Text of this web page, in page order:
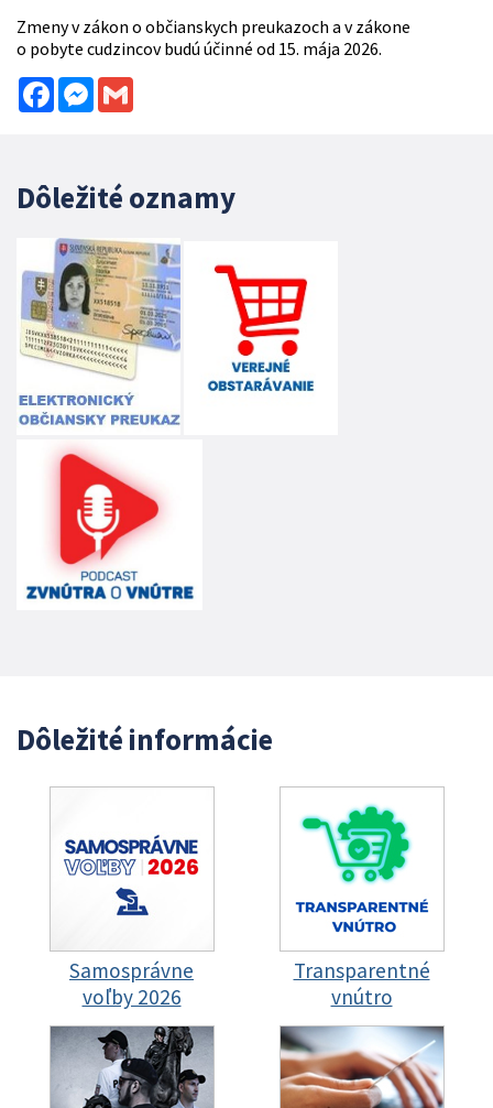
Zmeny v zákon o občianskych preukazoch a v zákone
o pobyte cudzincov budú účinné od 15. mája 2026.
FacebookMessenger
Dôležité oznamy
Dôležité informácie
Samosprávne
voľby 2026
Transparentné
vnútro